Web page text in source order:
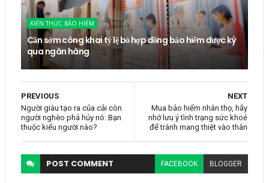
KIẾN THỨC BẢO HIỂM
Cần sớm công khai tỷ lệ bỏ hợp đồng bảo hiểm được ký
qua ngân hàng
NEXT
Mua bảo hiểm nhân thọ, hãy
nhớ lưu ý tình trạng sức khoẻ
để tránh mang thiệt vào thân
PREVIOUS
Người giàu tạo ra của cải còn
người nghèo phá hủy nó: Bạn
thuộc kiểu người nào?
POST COMMENT FACEBOOK BLOGGER